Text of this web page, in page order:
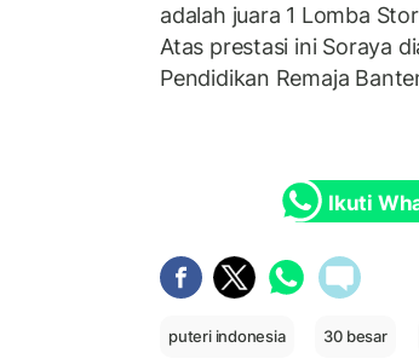
adalah juara 1 Lomba
Atas prestasi ini Soraya
Pendidikan Remaja
Ikuti
puteri indonesia 30 besar